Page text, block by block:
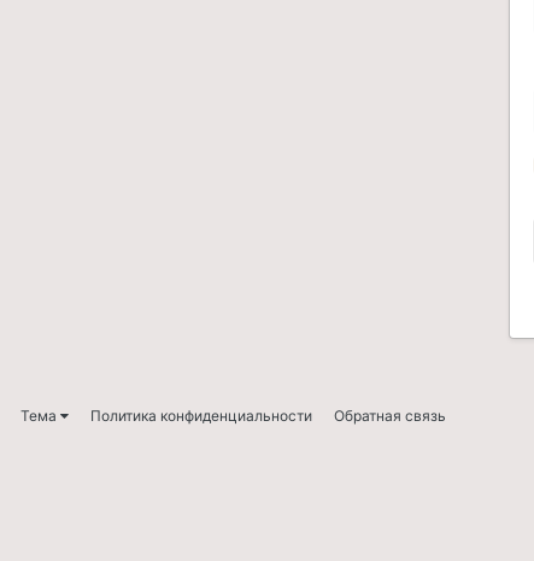
Тема Политика конфиденциальности Обратная связь